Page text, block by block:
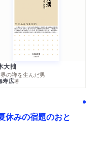
大拙
の禅を生んだ男
寿広著
休みの宿題のおと